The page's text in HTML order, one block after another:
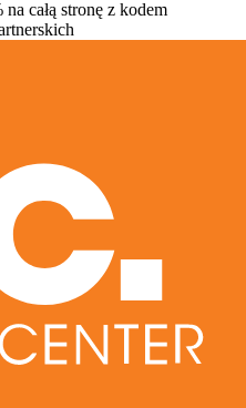
całą stronę z kodem